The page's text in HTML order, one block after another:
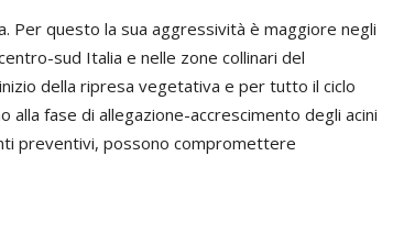
Per questo la sua aggressività è maggiore negli
sud Italia e nelle zone collinari del
della ripresa vegetativa e per tutto il ciclo
fase di allegazione-accrescimento degli acini
preventivi, possono compromettere